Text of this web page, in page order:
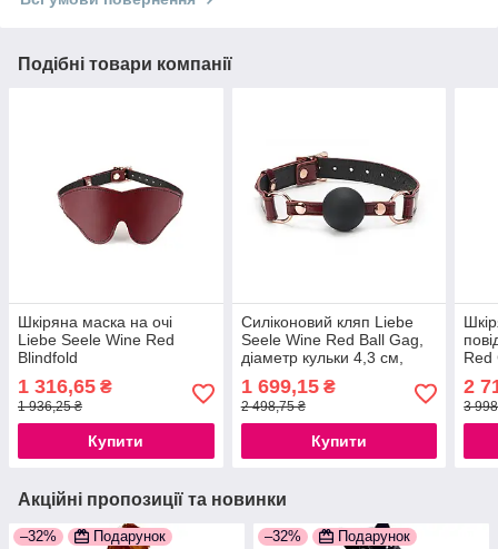
Подібні товари компанії
Шкіряна маска на очі
Liebe Seele Wine Red
Blindfold
1 316,65 ₴
1 936,25 ₴
Купити
Силіконовий кляп Liebe
Seele Wine Red Ball Gag,
діаметр кульки 4,3 см,
шкіри
1 699,15₴
2 498,75 ₴
Купити
Red
2
3
Акційні пропозиції та новинки
–32% Подарунок –32% Подарунок